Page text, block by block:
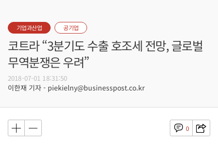
기업과산업 공기업
코트라 “3분기도 수출 호조세 전망, 글로벌
무역분쟁은 우려”
2018-07-01 18:31:50
이한재 기자 - piekielny@businesspost.co.kr
0